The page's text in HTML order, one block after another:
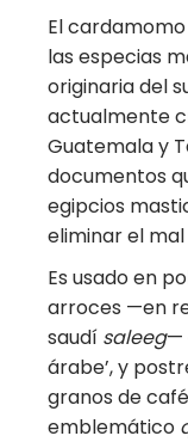
El
las especias
originaria del
actualmente
Guatemala y
documentos
egipcios
eliminar el
Es usado en
arroces —en
saudí saleeg—
árabe’, y
granos de
emblemático